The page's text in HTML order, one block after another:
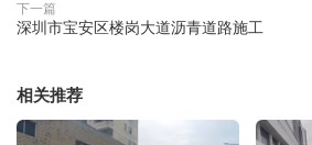
下一篇
深圳市宝安区楼岗大道沥青道路施工
相关推荐